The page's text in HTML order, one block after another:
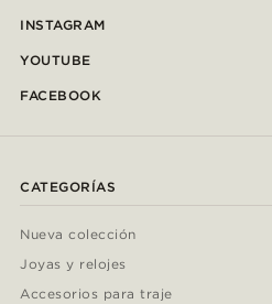
INSTAGRAM
YOUTUBE
FACEBOOK
CATEGORÍAS
Nueva colección
Joyas y relojes
Accesorios para traje